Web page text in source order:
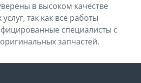
в высоком качестве
так как все работы
специалисты с
запчастей.